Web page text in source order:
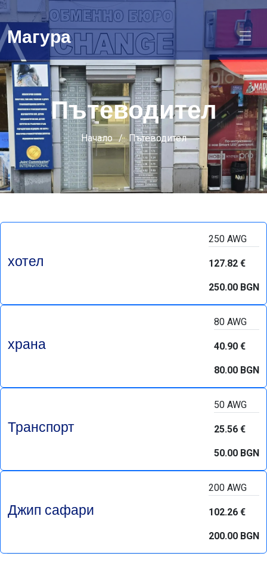
Магура
Пътеводител
Начало Пътеводител
хотел
250 AWG
127.82 €
250.00 BGN
храна
80 AWG
40.90 €
80.00 BGN
Транспорт
50 AWG
25.56 €
50.00 BGN
Джип сафари
200 AWG
102.26 €
200.00 BGN